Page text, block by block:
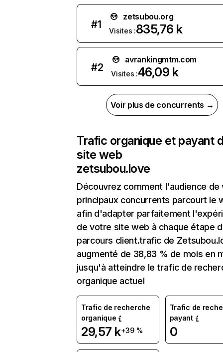
#1
zetsubou.org
Visites :835,76 k
#2
avrankingmtm.com
Visites :46,09 k
Voir plus de concurrents →
Trafic organique et payant
site web
zetsubou.love
Découvrez comment l'audience de
principaux concurrents parcourt le
afin d'adapter parfaitement
de votre site web à chaque étape
parcours client.trafic de
augmenté de 38,83 % de mois en
jusqu'à atteindre le trafic de
organique actuel
Trafic de recherche
organique
29,57 k+39 %
Trafic de
payant
0